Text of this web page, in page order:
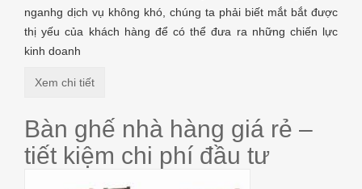
nganhg dịch vụ không khó, chúng ta phải biết mắt bắt được
thị yếu của khách hàng để có thể đưa ra những chiến lực
kinh doanh
Xem chi tiết
Bàn ghế nhà hàng giá rẻ –
tiết kiệm chi phí đầu tư